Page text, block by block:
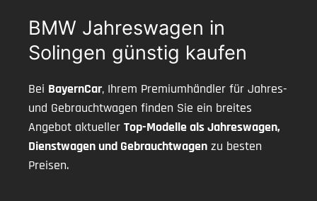
BMW Jahreswagen in
Solingen günstig kaufen
Bei BayernCar, Ihrem Premiumhändler für Jahres-
und Gebrauchtwagen finden Sie ein breites
Angebot aktueller Top-Modelle als Jahreswagen,
Dienstwagen und Gebrauchtwagen zu besten
Preisen.